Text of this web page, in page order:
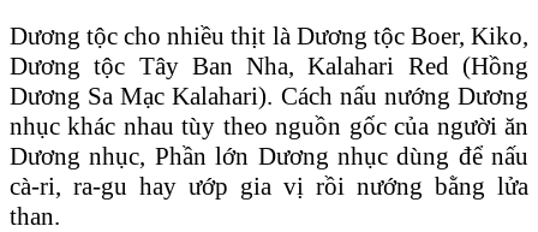
Dương tộc cho nhiều thịt là Dương tộc Boer, Kiko,
Dương tộc Tây Ban Nha, Kalahari Red (Hồng
Dương Sa Mạc Kalahari). Cách nấu nướng Dương
nhục khác nhau tùy theo nguồn gốc của người ăn
Dương nhục, Phần lớn Dương nhục dùng để nấu
cà-ri, ra-gu hay ướp gia vị rồi nướng bằng lửa
than.